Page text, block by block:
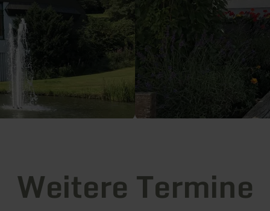
Weitere Termine